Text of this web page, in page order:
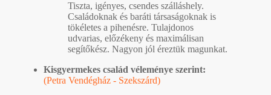
Tiszta, igényes, csendes szálláshely.
Családoknak és baráti társaságoknak is
tökéletes a pihenésre. Tulajdonos
udvarias, előzékeny és maximálisan
segítőkész. Nagyon jól éreztük magunkat.
Kisgyermekes család véleménye szerint:
(Petra Vendégház - Szekszárd)